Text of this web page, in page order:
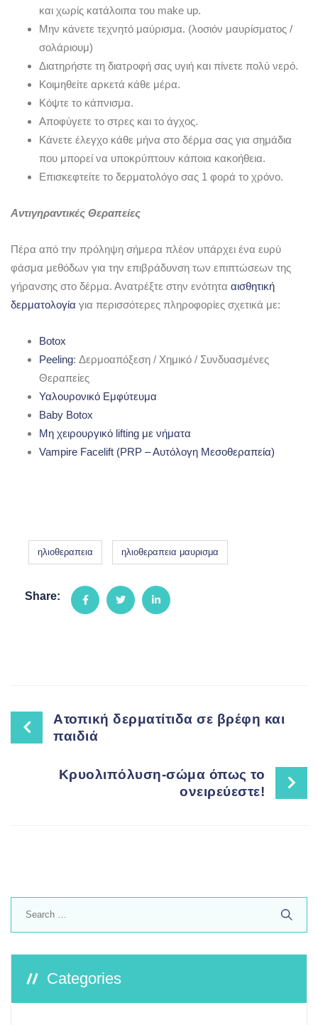
και χωρίς κατάλοιπα του make up.
Μην κάνετε τεχνητό μαύρισμα. (λοσιόν μαυρίσματος /
σολάριουμ)
Διατηρήστε τη διατροφή σας υγιή και πίνετε πολύ νερό.
Κοιμηθείτε αρκετά κάθε μέρα.
Κόψτε το κάπνισμα.
Αποφύγετε το στρες και το άγχος.
Κάνετε έλεγχο κάθε μήνα στο δέρμα σας για σημάδια
που μπορεί να υποκρύπτουν κάποια κακοήθεια.
Επισκεφτείτε το δερματολόγο σας 1 φορά το χρόνο.
Αντιγηραντικές Θεραπείες
Πέρα από την πρόληψη σήμερα πλέον υπάρχει ένα ευρύ
φάσμα μεθόδων για την επιβράδυνση των επιπτώσεων της
γήρανσης στο δέρμα. Ανατρέξτε στην ενότητα αισθητική
δερματολογία για περισσότερες πληροφορίες σχετικά με:
Botox
Peeling: Δερμοαπόξεση / Χημικό / Συνδυασμένες
Θεραπείες
Υαλουρονικό Εμφύτευμα
Baby Botox
Μη χειρουργικό lifting με νήματα
Vampire Facelift (PRP – Aυτόλογη Μεσοθεραπεία)
ηλιοθεραπεια ηλιοθεραπεια μαυρισμα
Share:
Post
navigation
Ατοπική δερματίτιδα σε βρέφη και
παιδιά
Κρυολιπόλυση-σώμα όπως το
ονειρεύεστε!
Categories